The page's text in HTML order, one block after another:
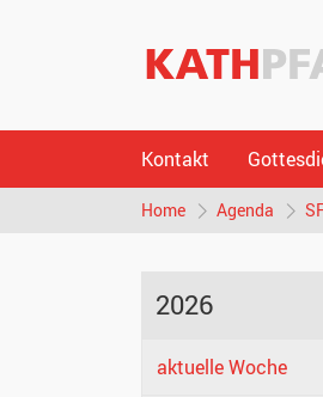
Kontakt
Home Agenda
2026
aktuelle Woche